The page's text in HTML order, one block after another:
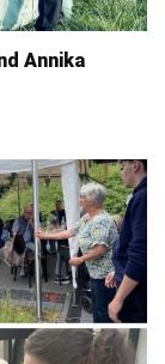
Annika